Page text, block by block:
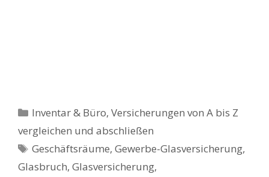
Kategorien
Inventar & Büro,Versicherungen von A bis Z
vergleichen und abschließen
Schlagwörter
Geschäftsräume,Gewerbe-Glasversicherung,
Glasbruch, Glasversicherung,